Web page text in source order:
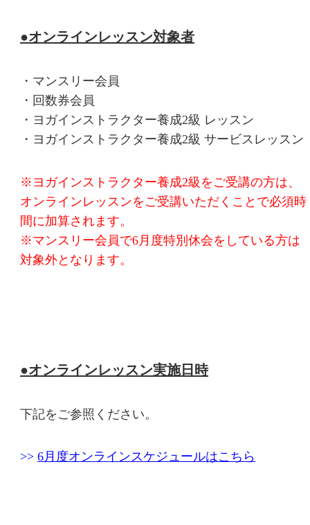
●オンラインレッスン対象者
・マンスリー会員
・回数券会員
・ヨガインストラクター養成2級 レッスン
・ヨガインストラクター養成2級 サービスレッスン
※ヨガインストラクター養成2級をご受講の方は、
オンラインレッスンをご受講いただくことで必須時
間に加算されます。
※マンスリー会員で6月度特別休会をしている方は
対象外となります。
●オンラインレッスン実施日時
下記をご参照ください。
>> 6月度オンラインスケジュールはこちら